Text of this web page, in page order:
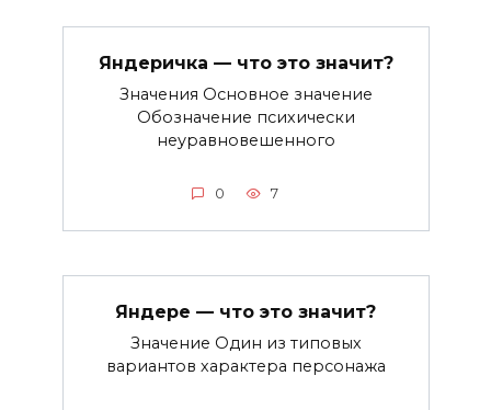
Яндеричка — что это значит?
Значения Основное значение
Обозначение психически
неуравновешенного
0 7
Яндере — что это значит?
Значение Один из типовых
вариантов характера персонажа